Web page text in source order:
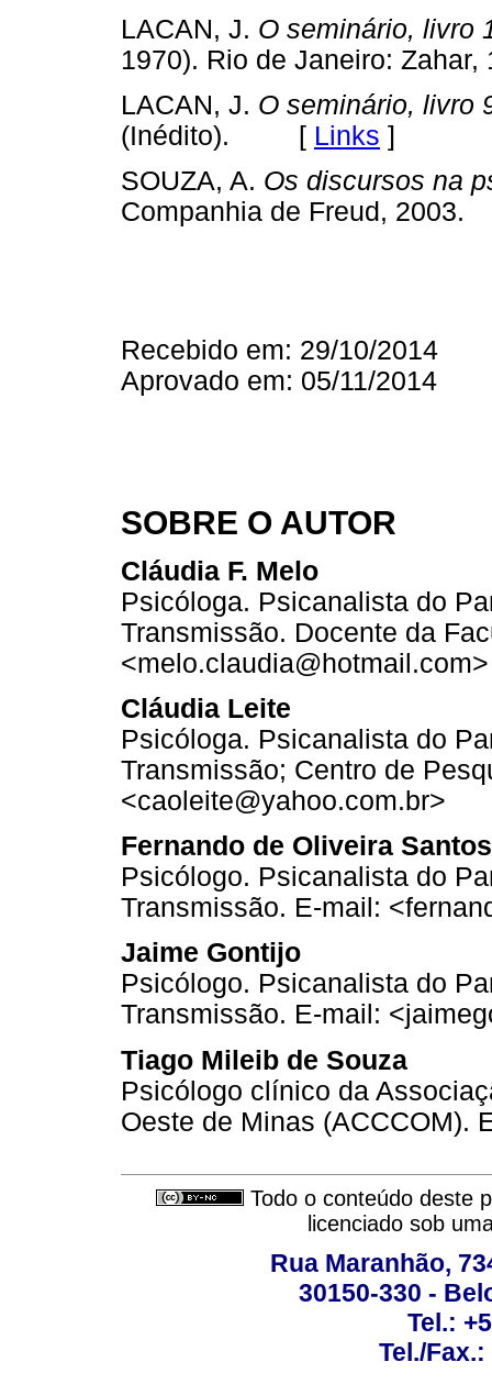
LACAN, J. O seminário, livro
1970). Rio de Janeiro:
LACAN, J. O seminário, livro
(Inédito). [ Links ]
SOUZA, A. Os discursos na
Companhia de Freud,
Recebido em: 29/10/2014
Aprovado em: 05/11/2014
SOBRE O AUTOR
Cláudia F. Melo
Psicóloga. Psicanalista do
Transmissão. Docente da
<melo.claudia@hotmail.com>
Cláudia Leite
Psicóloga. Psicanalista do
Transmissão; Centro de
<caoleite@yahoo.com.br>
Fernando de Oliveira Santos
Psicólogo. Psicanalista do
Transmissão. E-mail:
Jaime Gontijo
Psicólogo. Psicanalista do
Transmissão. E-mail:
Tiago Mileib de Souza
Psicólogo clínico da
Oeste de Minas (ACCCOM).
Todo o conteúdo deste
licenciado sob
Rua Maranhão,
30150-330 -
Tel.:
Tel./Fax.: